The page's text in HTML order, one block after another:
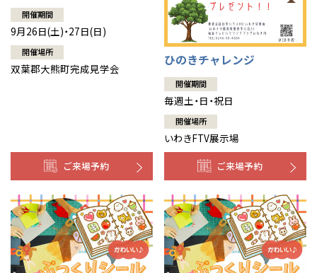
開催期間
9月26日(土)・27日(日)
開催場所
双葉郡大熊町完成見学会
ご来場予約
ひのきチャレンジ
開催期間
毎週土・日・祝日
開催場所
いわきFTV展示場
ご来場予約